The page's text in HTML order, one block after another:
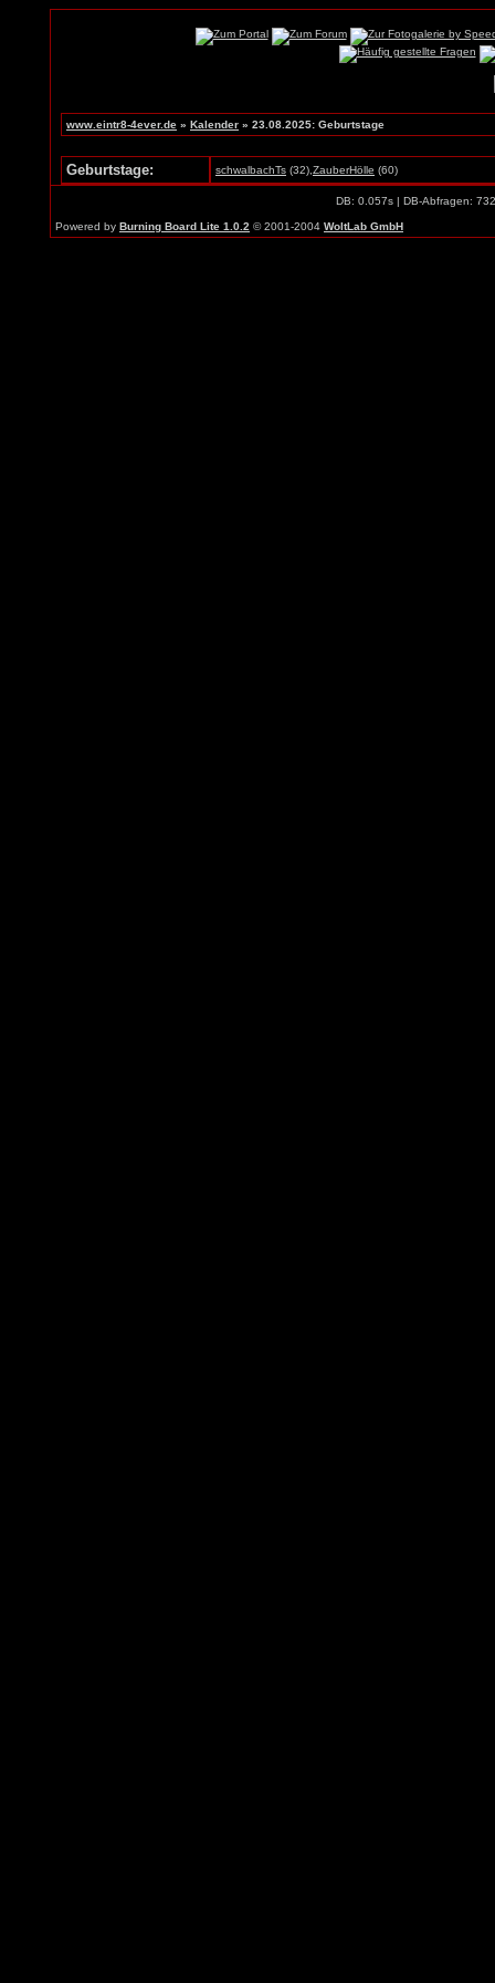
www.eintr8-4ever.de » Kalender » 23.08.2025: Geburtstage
Geburtstage: schwalbachTs (32), ZauberHölle (60)
DB: 0.057s | DB-Abfragen:
Powered by Burning Board Lite 1.0.2 © 2001-2004 WoltLab GmbH